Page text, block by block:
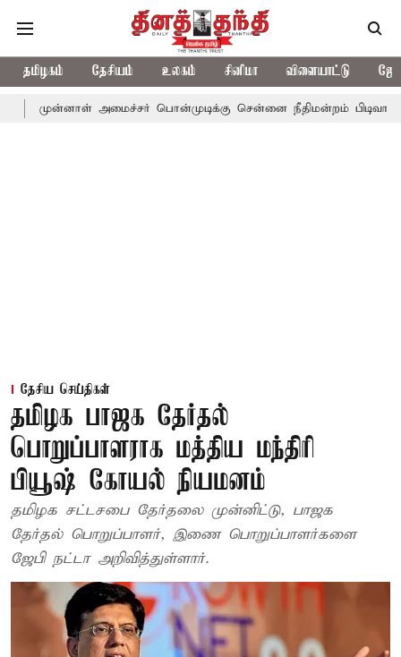
தமிழகம் தேசியம் உலகம் சினிமா விளையாட்டு
அமைச்சர் பொன்முடிக்கு சென்னை நீதிமன்றம் பிடிவாராண்ட்
தேசிய செய்திகள்
தமிழக பாஜக தேர்தல்
பொறுப்பாளராக மத்திய மந்திரி
பியூஷ் கோயல் நியமனம்
தமிழக சட்டசபை தேர்தலை முன்னிட்டு, பாஜக
தேர்தல் பொறுப்பாளர், இணை பொறுப்பாளர்களை
ஜேபி நட்டா அறிவித்துள்ளார்.